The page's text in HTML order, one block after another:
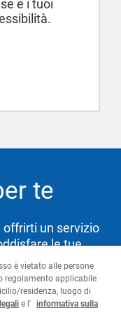
e i tuoi
te
offrirti un servizio
le tue
i tuoi obiettivi.
è vietato alle persone
regolamento applicabile
residenza, luogo di
e l' informativa sulla